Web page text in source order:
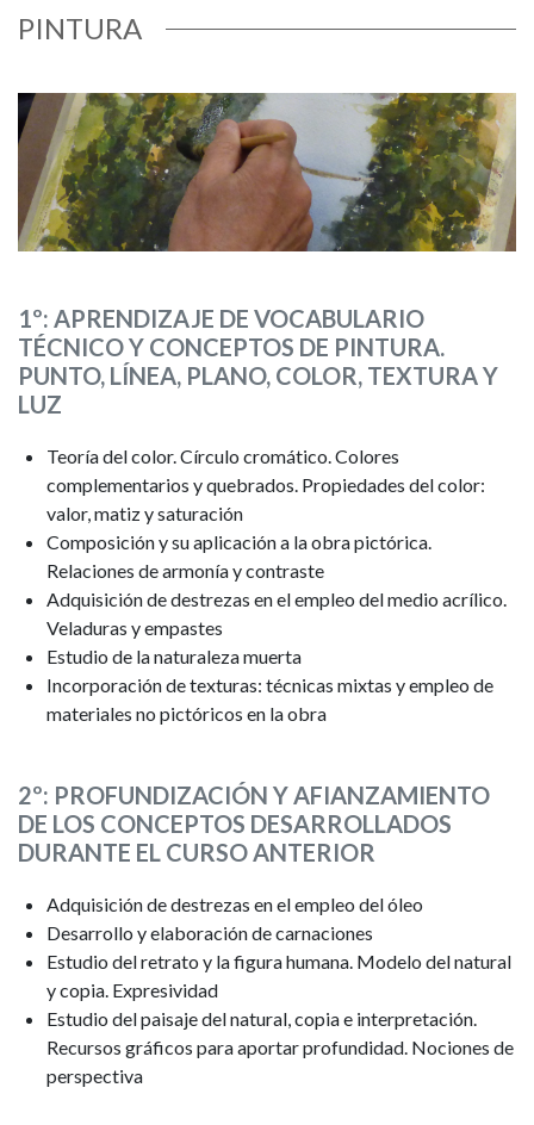
PINTURA
1º: APRENDIZAJE DE VOCABULARIO
TÉCNICO Y CONCEPTOS DE PINTURA.
PUNTO, LÍNEA, PLANO, COLOR, TEXTURA Y
LUZ
Teoría del color. Círculo cromático. Colores
complementarios y quebrados. Propiedades del color:
valor, matiz y saturación
Composición y su aplicación a la obra pictórica.
Relaciones de armonía y contraste
Adquisición de destrezas en el empleo del medio acrílico.
Veladuras y empastes
Estudio de la naturaleza muerta
Incorporación de texturas: técnicas mixtas y empleo de
materiales no pictóricos en la obra
2º: PROFUNDIZACIÓN Y AFIANZAMIENTO
DE LOS CONCEPTOS DESARROLLADOS
DURANTE EL CURSO ANTERIOR
Adquisición de destrezas en el empleo del óleo
Desarrollo y elaboración de carnaciones
Estudio del retrato y la figura humana. Modelo del natural
y copia. Expresividad
Estudio del paisaje del natural, copia e interpretación.
Recursos gráficos para aportar profundidad. Nociones de
perspectiva